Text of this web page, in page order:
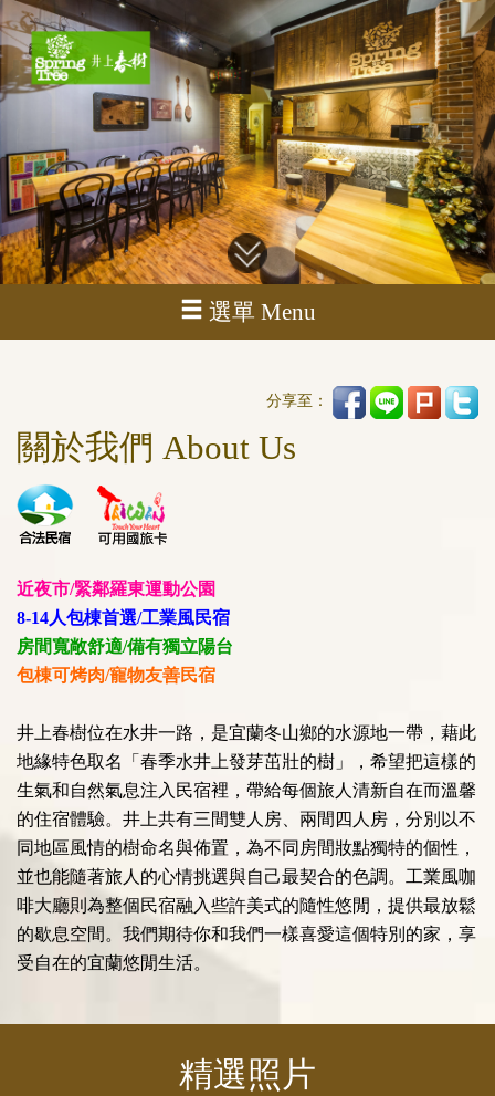
選單 Menu
分享至：
關於我們 About Us
近夜市/緊鄰羅東運動公園
8-14人包棟首選/工業風民宿
房間寬敞舒適/備有獨立陽台
包棟可烤肉/寵物友善民宿
井上春樹位在水井一路，是宜蘭冬山鄉的水源地一帶，藉此
地緣特色取名「春季水井上發芽茁壯的樹」，希望把這樣的
生氣和自然氣息注入民宿裡，帶給每個旅人清新自在而溫馨
的住宿體驗。井上共有三間雙人房、兩間四人房，分別以不
同地區風情的樹命名與佈置，為不同房間妝點獨特的個性，
並也能隨著旅人的心情挑選與自己最契合的色調。工業風咖
啡大廳則為整個民宿融入些許美式的隨性悠閒，提供最放鬆
的歇息空間。我們期待你和我們一樣喜愛這個特別的家，享
受自在的宜蘭悠閒生活。
精選照片